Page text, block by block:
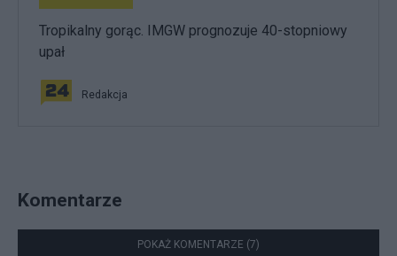
Tropikalny gorąc. IMGW prognozuje 40-stopniowy
upał
Redakcja
Komentarze
POKAŻ KOMENTARZE (7)